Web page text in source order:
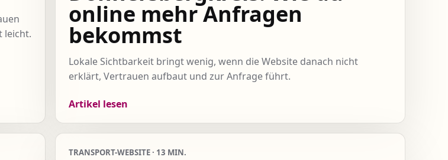
leicht.
online mehr Anfragen
bekommst
Lokale Sichtbarkeit bringt wenig, wenn die Website danach nicht
erklärt, Vertrauen aufbaut und zur Anfrage führt.
Artikel lesen
TRANSPORT-WEBSITE · 13 MIN.